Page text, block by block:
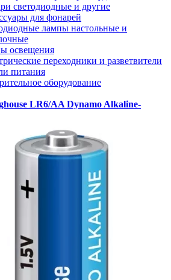
светодиодные и другие
для фонарей
лампы настольные и
освещения
переходники и разветвители
питания
оборудование
LR6/AA Dynamo Alkaline-